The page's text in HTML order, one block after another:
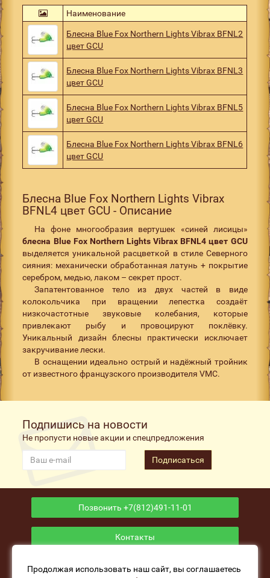
Наименование
Блесна Blue Fox Northern Lights Vibrax BFNL2
цвет GCU
Блесна Blue Fox Northern Lights Vibrax BFNL3
цвет GCU
Блесна Blue Fox Northern Lights Vibrax BFNL5
цвет GCU
Блесна Blue Fox Northern Lights Vibrax BFNL6
цвет GCU
Блесна Blue Fox Northern Lights Vibrax
BFNL4 цвет GCU - Описание
На фоне многообразия вертушек «синей лисицы»
блесна Blue Fox Northern Lights Vibrax BFNL4 цвет GCU
выделяется уникальной расцветкой в стиле Северного
сияния: механически обработанная латунь + покрытие
серебром, медью, лаком – секрет прост.
Запатентованное тело из двух частей в виде
колокольчика при вращении лепестка создаёт
низкочастотные звуковые колебания, которые
привлекают рыбу и провоцируют поклёвку.
Уникальный дизайн блесны практически исключает
закручивание лески.
В оснащении идеально острый и надёжный тройник
от известного французского производителя VMC.
Подпишись на новости
Не пропусти новые акции и спецпредложения
Подписаться
Позвонить +7(812)491-11-01
Контакты
Приложение
Продолжая использовать наш сайт, вы соглашаетесь